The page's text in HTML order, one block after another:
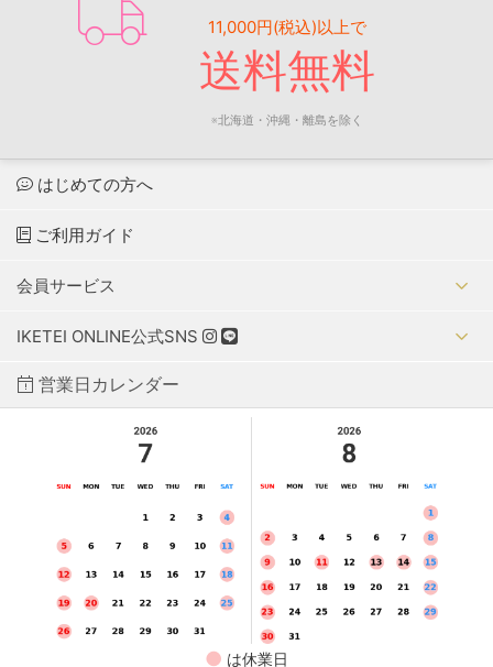
11,000円(税込)以上で
送料無料
※北海道・沖縄・離島を除く
はじめての方へ
ご利用ガイド
会員サービス
IKETEI ONLINE公式SNS
営業日カレンダー
● は休業日